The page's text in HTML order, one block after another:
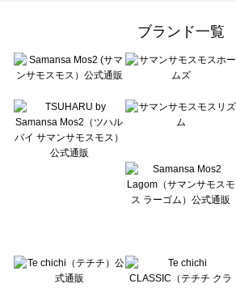
sō4ū（ソウフォーユー）のボトムス一覧
Te chichi（テチチ）のボトムス一覧
Te chichi CLASSIC（テチチ クラシック）のボトムス一覧
Lugnoncure（ルノンキュール）のボトムス一覧
BETTY'S BLUE（べティーズブルー）のボトムス一覧
Wpc.（ワールドパーティー）のボトムス一覧
ブランド一覧